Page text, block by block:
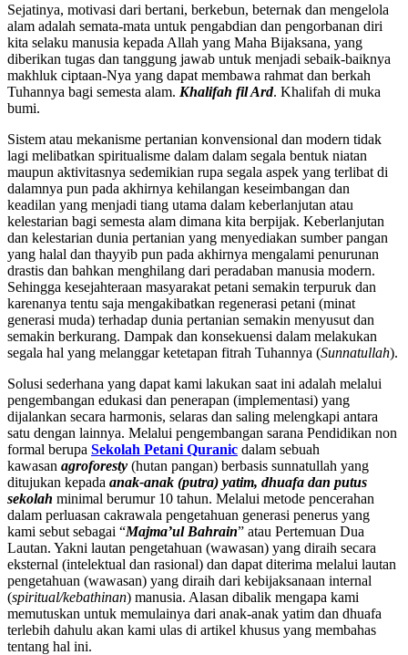
Sejatinya, motivasi dari bertani, berkebun, beternak dan mengelola
alam adalah semata-mata untuk pengabdian dan pengorbanan diri
kita selaku manusia kepada Allah yang Maha Bijaksana, yang
diberikan tugas dan tanggung jawab untuk menjadi sebaik-baiknya
makhluk ciptaan-Nya yang dapat membawa rahmat dan berkah
Tuhannya bagi semesta alam. Khalifah fil Ard. Khalifah di muka
bumi.
Sistem atau mekanisme pertanian konvensional dan modern tidak
lagi melibatkan spiritualisme dalam dalam segala bentuk niatan
maupun aktivitasnya sedemikian rupa segala aspek yang terlibat di
dalamnya pun pada akhirnya kehilangan keseimbangan dan
keadilan yang menjadi tiang utama dalam keberlanjutan atau
kelestarian bagi semesta alam dimana kita berpijak. Keberlanjutan
dan kelestarian dunia pertanian yang menyediakan sumber pangan
yang halal dan thayyib pun pada akhirnya mengalami penurunan
drastis dan bahkan menghilang dari peradaban manusia modern.
Sehingga kesejahteraan masyarakat petani semakin terpuruk dan
karenanya tentu saja mengakibatkan regenerasi petani (minat
generasi muda) terhadap dunia pertanian semakin menyusut dan
semakin berkurang. Dampak dan konsekuensi dalam melakukan
segala hal yang melanggar ketetapan fitrah Tuhannya (Sunnatullah).
Solusi sederhana yang dapat kami lakukan saat ini adalah melalui
pengembangan edukasi dan penerapan (implementasi) yang
dijalankan secara harmonis, selaras dan saling melengkapi antara
satu dengan lainnya. Melalui pengembangan sarana Pendidikan non
formal berupa Sekolah Petani Quranic dalam sebuah
kawasan agroforesty (hutan pangan) berbasis sunnatullah yang
ditujukan kepada anak-anak (putra) yatim, dhuafa dan putus
sekolah minimal berumur 10 tahun. Melalui metode pencerahan
dalam perluasan cakrawala pengetahuan generasi penerus yang
kami sebut sebagai “Majma’ul Bahrain” atau Pertemuan Dua
Lautan. Yakni lautan pengetahuan (wawasan) yang diraih secara
eksternal (intelektual dan rasional) dan dapat diterima melalui lautan
pengetahuan (wawasan) yang diraih dari kebijaksanaan internal
(spiritual/kebathinan) manusia. Alasan dibalik mengapa kami
memutuskan untuk memulainya dari anak-anak yatim dan dhuafa
terlebih dahulu akan kami ulas di artikel khusus yang membahas
tentang hal ini.